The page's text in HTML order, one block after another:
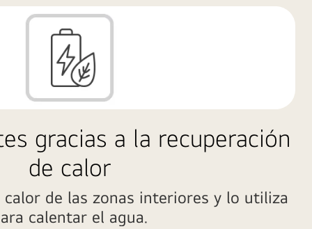
gracias a la recuperación
de calor
de las zonas interiores y lo utiliza
calentar el agua.